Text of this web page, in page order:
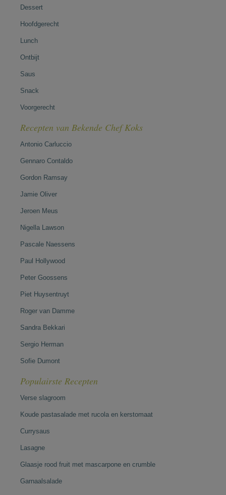
Dessert
Hoofdgerecht
Lunch
Ontbijt
Saus
Snack
Voorgerecht
Recepten van Bekende Chef Koks
Antonio Carluccio
Gennaro Contaldo
Gordon Ramsay
Jamie Oliver
Jeroen Meus
Nigella Lawson
Pascale Naessens
Paul Hollywood
Peter Goossens
Piet Huysentruyt
Roger van Damme
Sandra Bekkari
Sergio Herman
Sofie Dumont
Populairste Recepten
Verse slagroom
Koude pastasalade met rucola en kerstomaat
Currysaus
Lasagne
Glaasje rood fruit met mascarpone en crumble
Garnaalsalade